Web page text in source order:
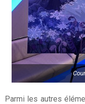
Parmi les autres